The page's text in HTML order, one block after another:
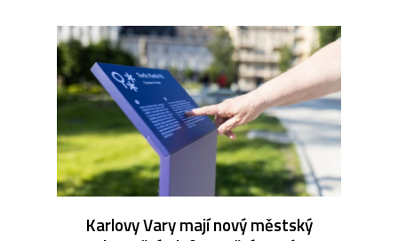
Karlovy Vary mají nový městský